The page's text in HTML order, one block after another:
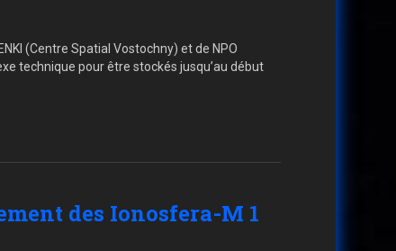
(Centre Spatial Vostochny) et de NPO
technique pour être stockés jusqu’au début
des Ionosfera-M 1